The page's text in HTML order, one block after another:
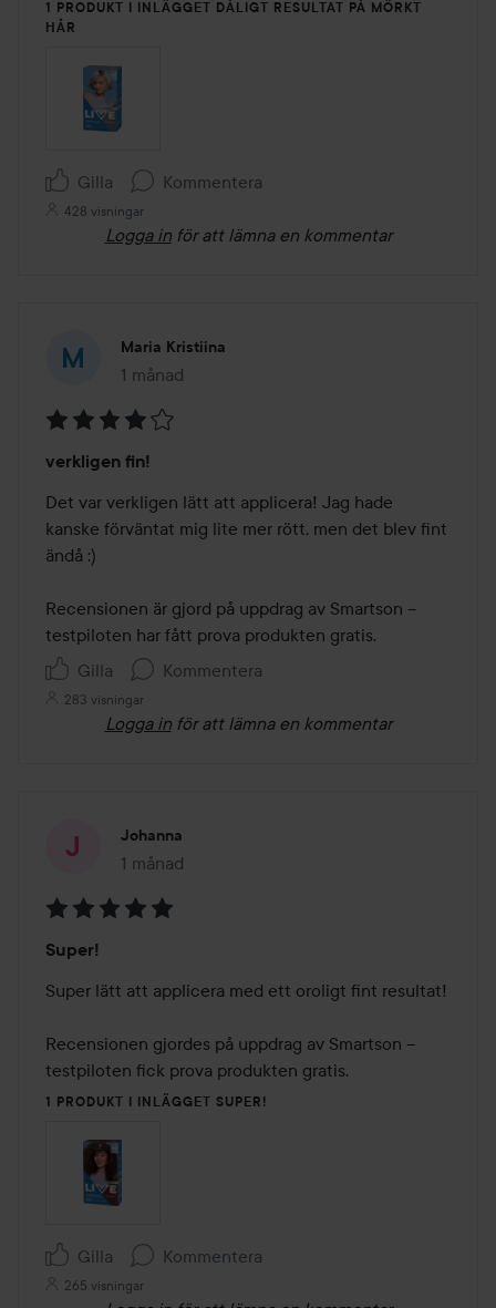
1 PRODUKT I INLÄGGET DÅLIGT RESULTAT PÅ MÖRKT
HÅR
Gilla Kommentera
428 visningar
Logga in för att lämna en kommentar
Maria Kristiina
1 månad
Inlägget skapades 1 månad
4
av
5
verkligen fin!
Det var verkligen lätt att applicera! Jag hade
kanske förväntat mig lite mer rött, men det blev fint
ändå :)
Recensionen är gjord på uppdrag av Smartson –
testpiloten har fått prova produkten gratis.
Gilla
Kommentera
283 visningar
Logga in för att lämna en kommentar
Johanna
1 månad
Inlägget skapades 1 månad
5
av
Super!
Super lätt att applicera med ett oroligt fint resultat!
Recensionen gjordes på uppdrag av Smartson –
testpiloten fick prova produkten gratis.
1 PRODUKT I INLÄGGET SUPER!
Gilla Kommentera
265 visningar